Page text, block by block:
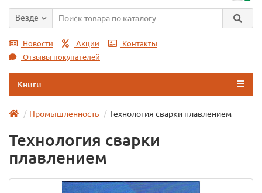
Везде
Новости Акции
Контакты
Отзывы покупателей
Книги
Промышленность Технология сварки плавлением
Технология сварки
плавлением